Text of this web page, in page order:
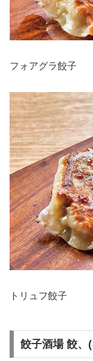
フォアグラ餃子
トリュフ餃子
餃子酒場 餃、